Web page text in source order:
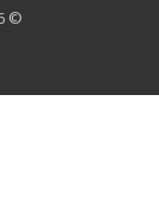
© 2026